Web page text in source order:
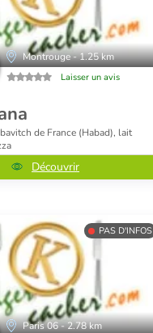
Montrouge - 1.25 km
Laisser un avis
de France (Habad), lait
Découvrir
PAS D'INFOS
Paris 06 - 2.78 km